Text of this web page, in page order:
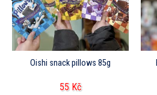
Oishi snack pillows 85g
55 Kč